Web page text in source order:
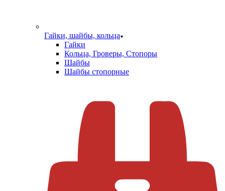
Гайки, шайбы, кольца
Гайки
Кольца, Гроверы, Стопоры
Шайбы
Шайбы стопорные